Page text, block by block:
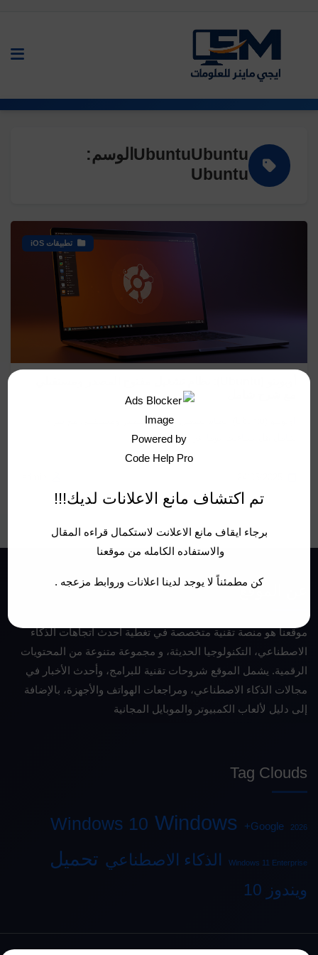
UbuntuUbuntuالوسم:
Ubuntu
تطبيقات iOS
أوبونتو (Ubuntu): نظام تشغيل مفتوح المصدر ومستقبلي مع شرح
شامل هل تساءلت يومًا عن نظام...
عن الموقع
موقعنا هو منصة تقنية متخصصة في تغطية أحدث اتجاهات الذكاء
الاصطناعي، التكنولوجيا الحديثة، و مجموعة متنوعة من المحتويات
الرقمية. يشمل الموقع شروحات تقنية للبرامج، وأحدث الأخبار في
مجالات الذكاء الاصطناعي، ومراجعات الهواتف والأجهزة، بالإضافة
إلى دليل لألعاب الكمبيوتر والموبايل المجانية
Tag Clouds
2026
Google+
Windows
Windows 10
Windows 11 Enterprise الذكاء الاصطناعي تحميل
ويندوز 10
تم اكتشاف مانع الاعلانات لديك!!!
برجاء ايقاف مانع الاعلانت لاستكمال قراءه المقال
والاستفاده الكامله من موقعنا
كن مطمئناً لا يوجد لدينا اعلانات وروابط مزعجه .